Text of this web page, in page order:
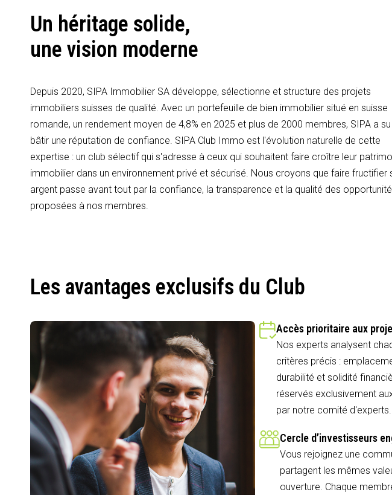
Un héritage solide,
une vision moderne
Depuis 2020, SIPA Immobilier SA développe, sélectionne et structure des projets
immobiliers suisses de qualité. Avec un portefeuille de bien immobilier situé en suisse
romande, un rendement moyen de 4,8% en 2025 et plus de 2000 membres, SIPA a su
bâtir une réputation de confiance. SIPA Club Immo est l'évolution naturelle de cette
expertise : un club sélectif qui s'adresse à ceux qui souhaitent faire croître leur
immobilier dans un environnement privé et sécurisé. Nous croyons que faire fructifier
argent passe avant tout par la confiance, la transparence et la qualité des
proposées à nos membres.
Les avantages exclusifs du Club
Accès prioritaire aux
Nos experts analysent
critères précis :
durabilité et solidité
réservés exclusivement
par notre comité d'experts.
Cercle d’investisseurs
Vous rejoignez une
partagent les mêmes
ouverture. Chaque